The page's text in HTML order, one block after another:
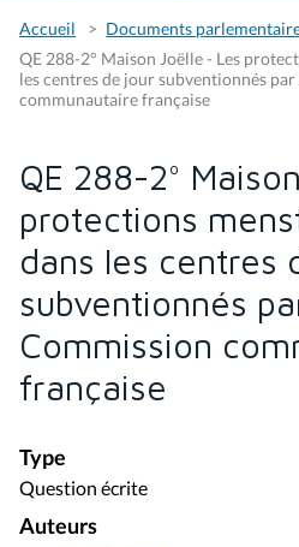
Accueil
Documents
QE 288-2° Maison Joëlle - Les
les centres de jour subventionnés
communautaire française
QE 288-2°
protections
dans les centres
subventionnés
Commission
française
Type
Question écrite
Auteurs